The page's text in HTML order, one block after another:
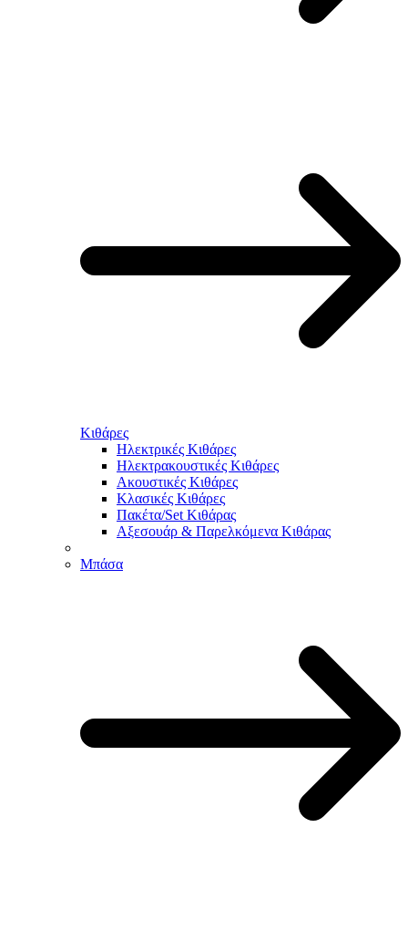
Κιθάρες
Ηλεκτρικές Κιθάρες
Ηλεκτρακουστικές Κιθάρες
Ακουστικές Κιθάρες
Κλασικές Κιθάρες
Πακέτα/Set Κιθάρας
Αξεσουάρ & Παρελκόμενα Κιθάρας
Μπάσα